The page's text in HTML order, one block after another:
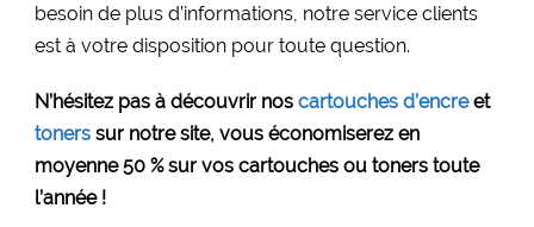
besoin de plus d’informations, notre service clients
est à votre disposition pour toute question.
N’hésitez pas à découvrir nos cartouches d’encreet
toners sur notre site, vous économiserez en
moyenne 50 % sur vos cartouches ou toners toute
l’année !